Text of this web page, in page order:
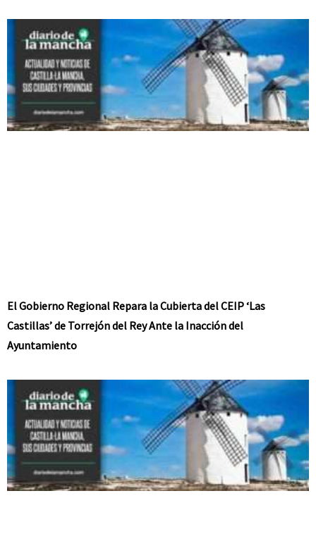
El Gobierno Regional Repara la Cubierta del CEIP ‘Las
Castillas’ de Torrejón del Rey Ante la Inacción del
Ayuntamiento